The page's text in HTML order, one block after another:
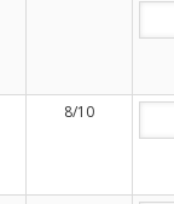
8/10